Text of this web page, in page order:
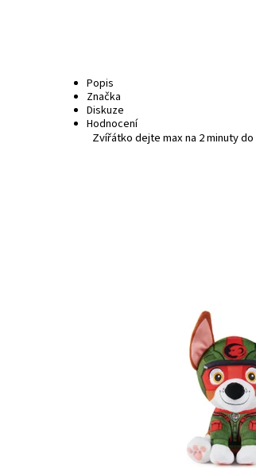
Popis
Značka
Diskuze
Hodnocení
Zvířátko dejte max na 2 minuty
Skladem
11748
SPIN MASTER